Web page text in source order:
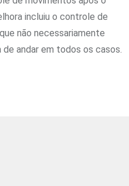
incluiu o controle de
não necessariamente
andar em todos os casos.